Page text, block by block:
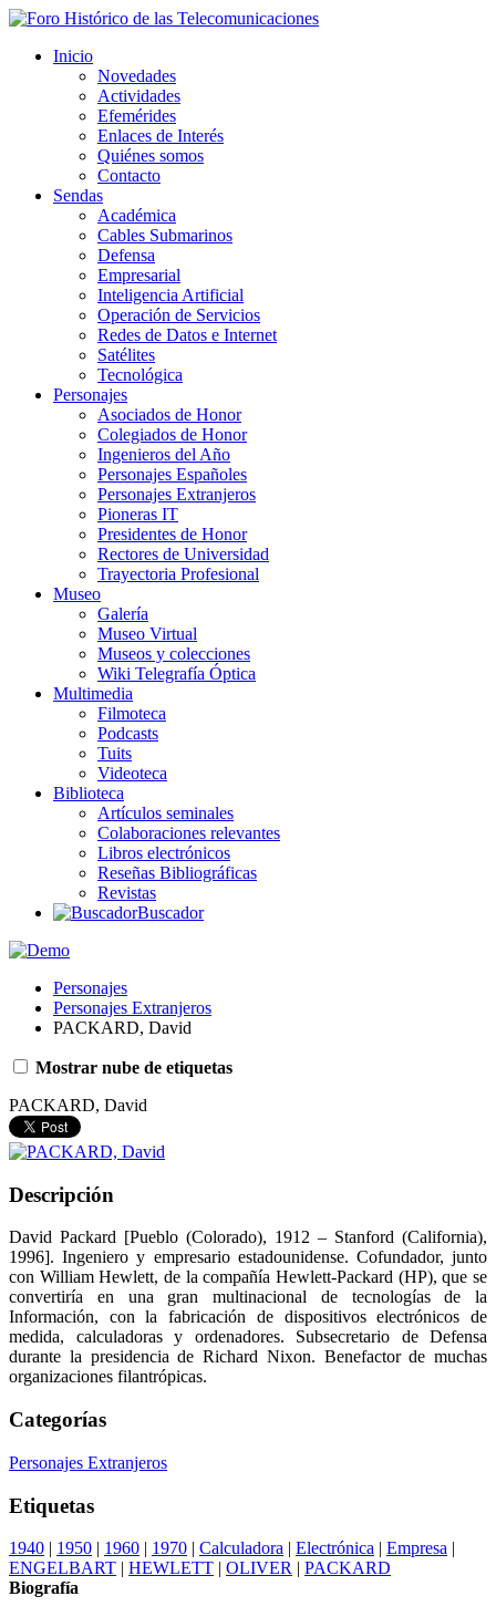
Inicio
Novedades
Actividades
Efemérides
Enlaces de Interés
Quiénes somos
Contacto
Sendas
Académica
Cables Submarinos
Defensa
Empresarial
Inteligencia Artificial
Operación de Servicios
Redes de Datos e Internet
Satélites
Tecnológica
Personajes
Asociados de Honor
Colegiados de Honor
Ingenieros del Año
Personajes Españoles
Personajes Extranjeros
Pioneras IT
Presidentes de Honor
Rectores de Universidad
Trayectoria Profesional
Museo
Galería
Museo Virtual
Museos y colecciones
Wiki Telegrafía Óptica
Multimedia
Filmoteca
Podcasts
Tuits
Videoteca
Biblioteca
Artículos seminales
Colaboraciones relevantes
Libros electrónicos
Reseñas Bibliográficas
Revistas
Buscador
Personajes
Personajes Extranjeros
PACKARD, David
Mostrar nube de etiquetas
PACKARD, David
Descripción
David Packard [Pueblo (Colorado), 1912 – Stanford (California),
1996]. Ingeniero y empresario estadounidense. Cofundador, junto
con William Hewlett, de la compañía Hewlett-Packard (HP), que se
convertiría en una gran multinacional de tecnologías de la
Información, con la fabricación de dispositivos electrónicos de
medida, calculadoras y ordenadores. Subsecretario de Defensa
durante la presidencia de Richard Nixon. Benefactor de muchas
organizaciones filantrópicas.
Categorías
Personajes Extranjeros
Etiquetas
1940 | 1950 | 1960 | 1970 | Calculadora | Electrónica | Empresa |
ENGELBART | HEWLETT | OLIVER | PACKARD
Biografía